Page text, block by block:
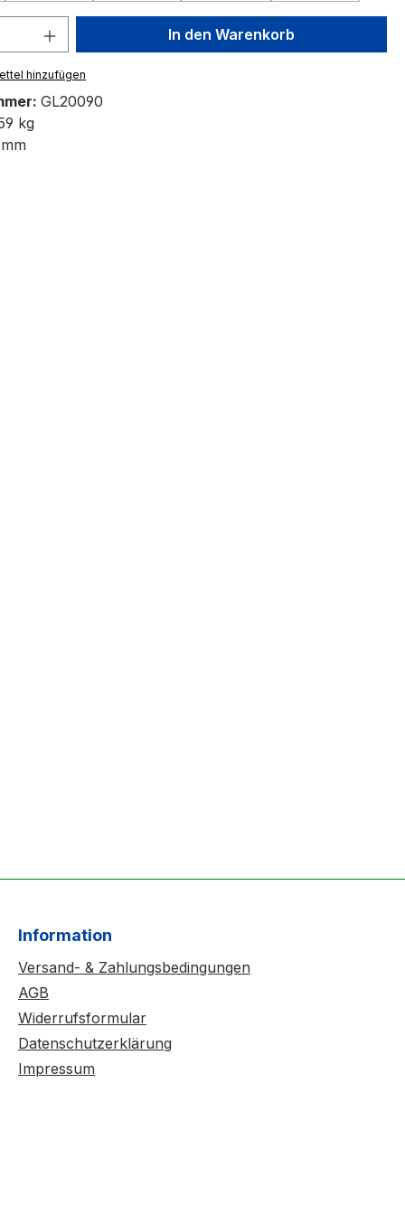
Anzahl: Gib den gewünschten Wert
In den Warenkorb
hinzufügen
GL20090
kg
Information
Versand- & Zahlungsbedingungen
AGB
Widerrufsformular
Datenschutzerklärung
Impressum